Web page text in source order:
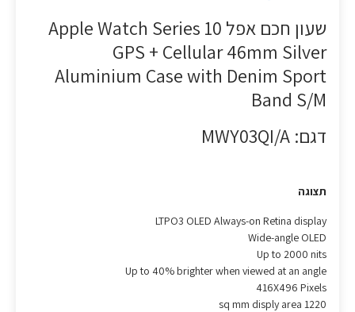
שעון חכם אפל Apple Watch Series 10
GPS + Cellular 46mm Silver
Aluminium Case with Denim Sport
Band S/M
דגם: MWY03QI/A
תצוגה
LTPO3 OLED Always-on Retina display
Wide-angle OLED
Up to 2000 nits
Up to 40% brighter when viewed at an angle
416X496 Pixels
sq mm disply area 1220